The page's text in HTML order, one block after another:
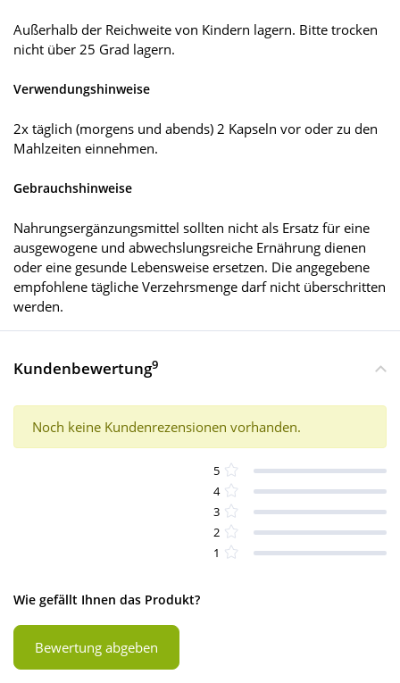
Außerhalb der Reichweite von Kindern lagern. Bitte trocken
nicht über 25 Grad lagern.
Verwendungshinweise
2x täglich (morgens und abends) 2 Kapseln vor oder zu den
Mahlzeiten einnehmen.
Gebrauchshinweise
Nahrungsergänzungsmittel sollten nicht als Ersatz für eine
ausgewogene und abwechslungsreiche Ernährung dienen
oder eine gesunde Lebensweise ersetzen. Die angegebene
empfohlene tägliche Verzehrsmenge darf nicht überschritten
werden.
Kundenbewertung9
Noch keine Kundenrezensionen vorhanden.
5
4
3
2
1
Wie gefällt Ihnen das Produkt?
Bewertung abgeben